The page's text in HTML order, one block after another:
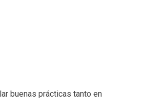
buenas prácticas tanto en